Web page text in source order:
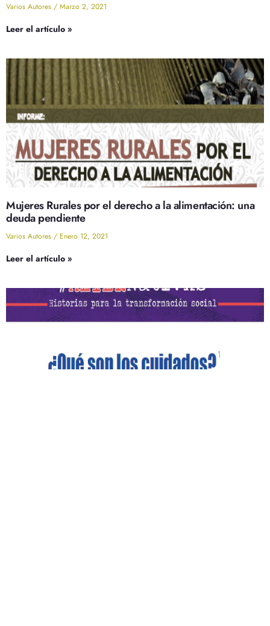
Varios Autores Marzo 2, 2021
Leer el artículo »
Mujeres Rurales por el derecho a la alimentación: una
deuda pendiente
Varios Autores Enero 12, 2021
Leer el artículo »